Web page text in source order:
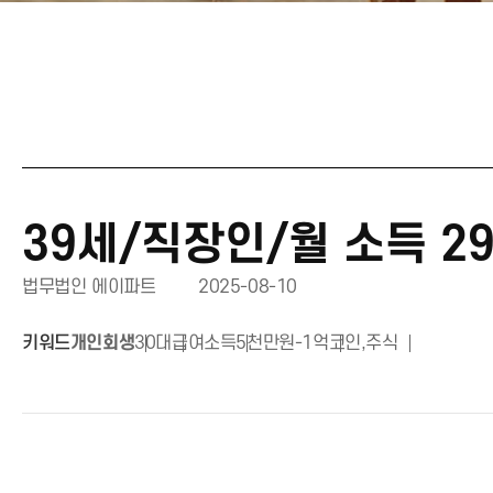
39세/직장인/월 소득
법무법인 에이파트 2025-08-10
키워드개인회생30대 급여소득5천만원-1억코인,주식